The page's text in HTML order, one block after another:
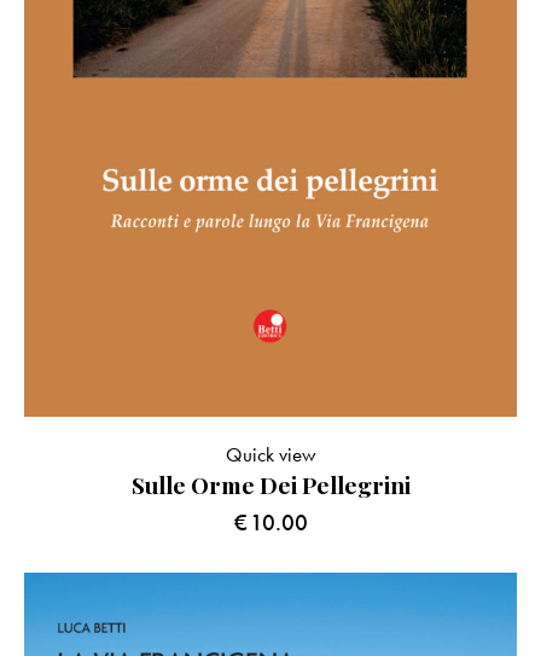
Sulle Orme Dei Pellegrini
€10.00
Quick view